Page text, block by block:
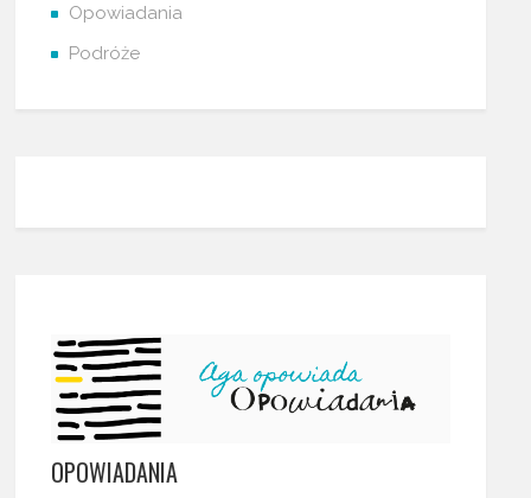
Opowiadania
Podróże
OPOWIADANIA